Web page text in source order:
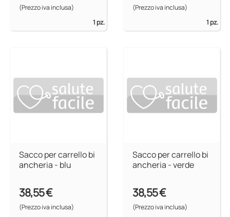
(Prezzo iva inclusa)
1 pz.
(Prezzo iva inclusa)
1 pz.
Sacco per carrello bi
ancheria - blu
38,55 €
(Prezzo iva inclusa)
Sacco per carrello bi
ancheria - verde
38,55 €
(Prezzo iva inclusa)